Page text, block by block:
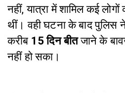
नहीं, यात्रा में शामिल कई
थीं। वही घटना के बाद
करीब 15 दिन बीतजाने के
नहीं हो सका।